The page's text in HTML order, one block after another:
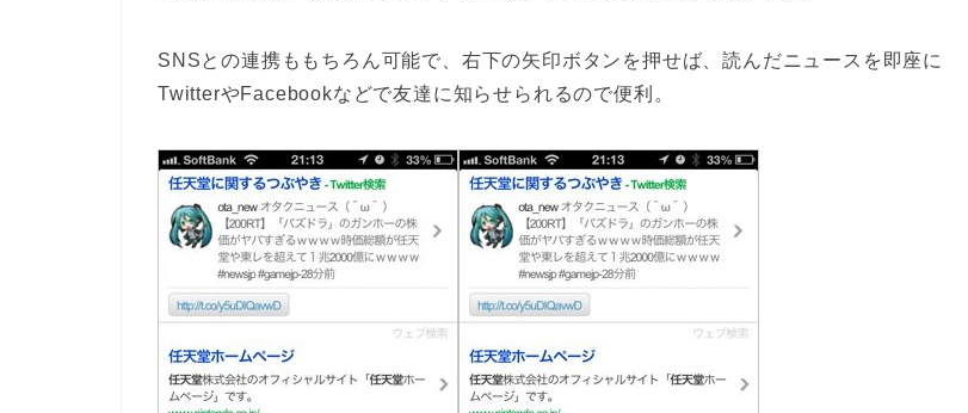
SNSとの連携ももちろん可能で、右下の矢印ボタンを押せば、読んだニュースを即座に
TwitterやFacebookなどで友達に知らせられるので便利。